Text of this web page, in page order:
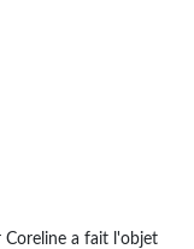
Coreline a fait l'objet